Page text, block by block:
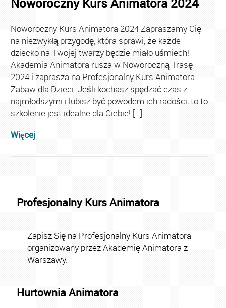
Noworoczny Kurs Animatora 2024 Zapraszamy Cię
na niezwykłą przygodę, która sprawi, że każde
dziecko na Twojej twarzy będzie miało uśmiech!
Akademia Animatora rusza w Noworoczną Trasę
2024 i zaprasza na Profesjonalny Kurs Animatora
Zabaw dla Dzieci. Jeśli kochasz spędzać czas z
najmłodszymi i lubisz być powodem ich radości, to to
szkolenie jest idealne dla Ciebie! […]
Więcej
Profesjonalny Kurs Animatora
Zapisz Się na Profesjonalny Kurs Animatora
organizowany przez Akademię Animatora z
Warszawy.
Hurtownia Animatora